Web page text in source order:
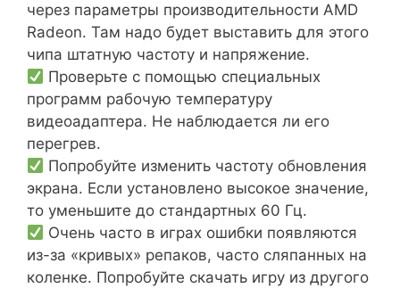
через параметры производительности AMD
Radeon. Там надо будет выставить для этого
чипа штатную частоту и напряжение.
Проверьте с помощью специальных
программ рабочую температуру
видеоадаптера. Не наблюдается ли его
перегрев.
Попробуйте изменить частоту обновления
экрана. Если установлено высокое значение,
то уменьшите до стандартных 60 Гц.
Очень часто в играх ошибки появляются
из-за «кривых» репаков, часто сляпанных на
коленке. Попробуйте скачать игру из другого